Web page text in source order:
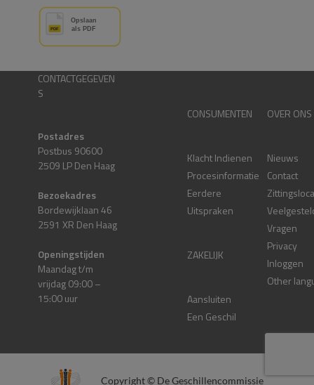
CONTACTGEGEVEN
S
Postadres
Postbus 90600
2509 LP Den Haag
Bezoekadres
Bordewijklaan 46
2591 XR Den Haag
Openingstijden
Maandag t/m
vrijdag 09:00 –
15:00 uur
CONSUMENTEN
Klacht Indienen
Procesinformatie
Eerdere
Uitspraken
ZAKELIJK
Aansluiten
Een Geschil
OVER ONS
Nieuws
Contact
Vragen
Privacy
Inloggen
Other
Copyright © De Geschillencommissie